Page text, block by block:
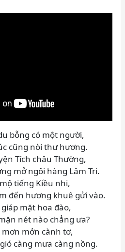
bỗng có một người,
cũng nòi thư hương.
Tích châu Thường,
mở ngôi hàng Lâm Tri.
tiếng Kiều nhi,
đến hương khuê gửi vào.
mặt hoa đào,
nét nào chẳng ưa?
mởn cành tơ,
càng mưa càng nồng.